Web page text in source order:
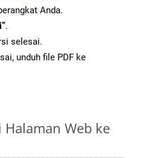
Anda.
.
selesai.
unduh file PDF ke
Web ke